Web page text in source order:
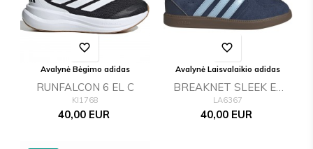
favorite_border
Avalynė Bėgimo adidas
RUNFALCON 6 EL C
KI1768
Kaina
40,00 EUR
favorite_border
Avalynė Laisvalaikio adidas
BREAKNET SLEEK EL
C
LA6367
Kaina
40,00 EUR